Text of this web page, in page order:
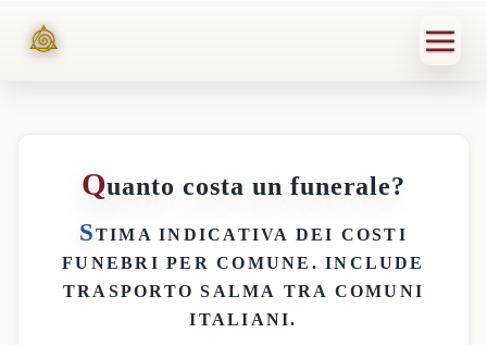
Quanto costa un funerale?
STIMA INDICATIVA DEI COSTI
FUNEBRI PER COMUNE . INCLUDE
TRASPORTO SALMA TRA COMUNI
ITALIANI.